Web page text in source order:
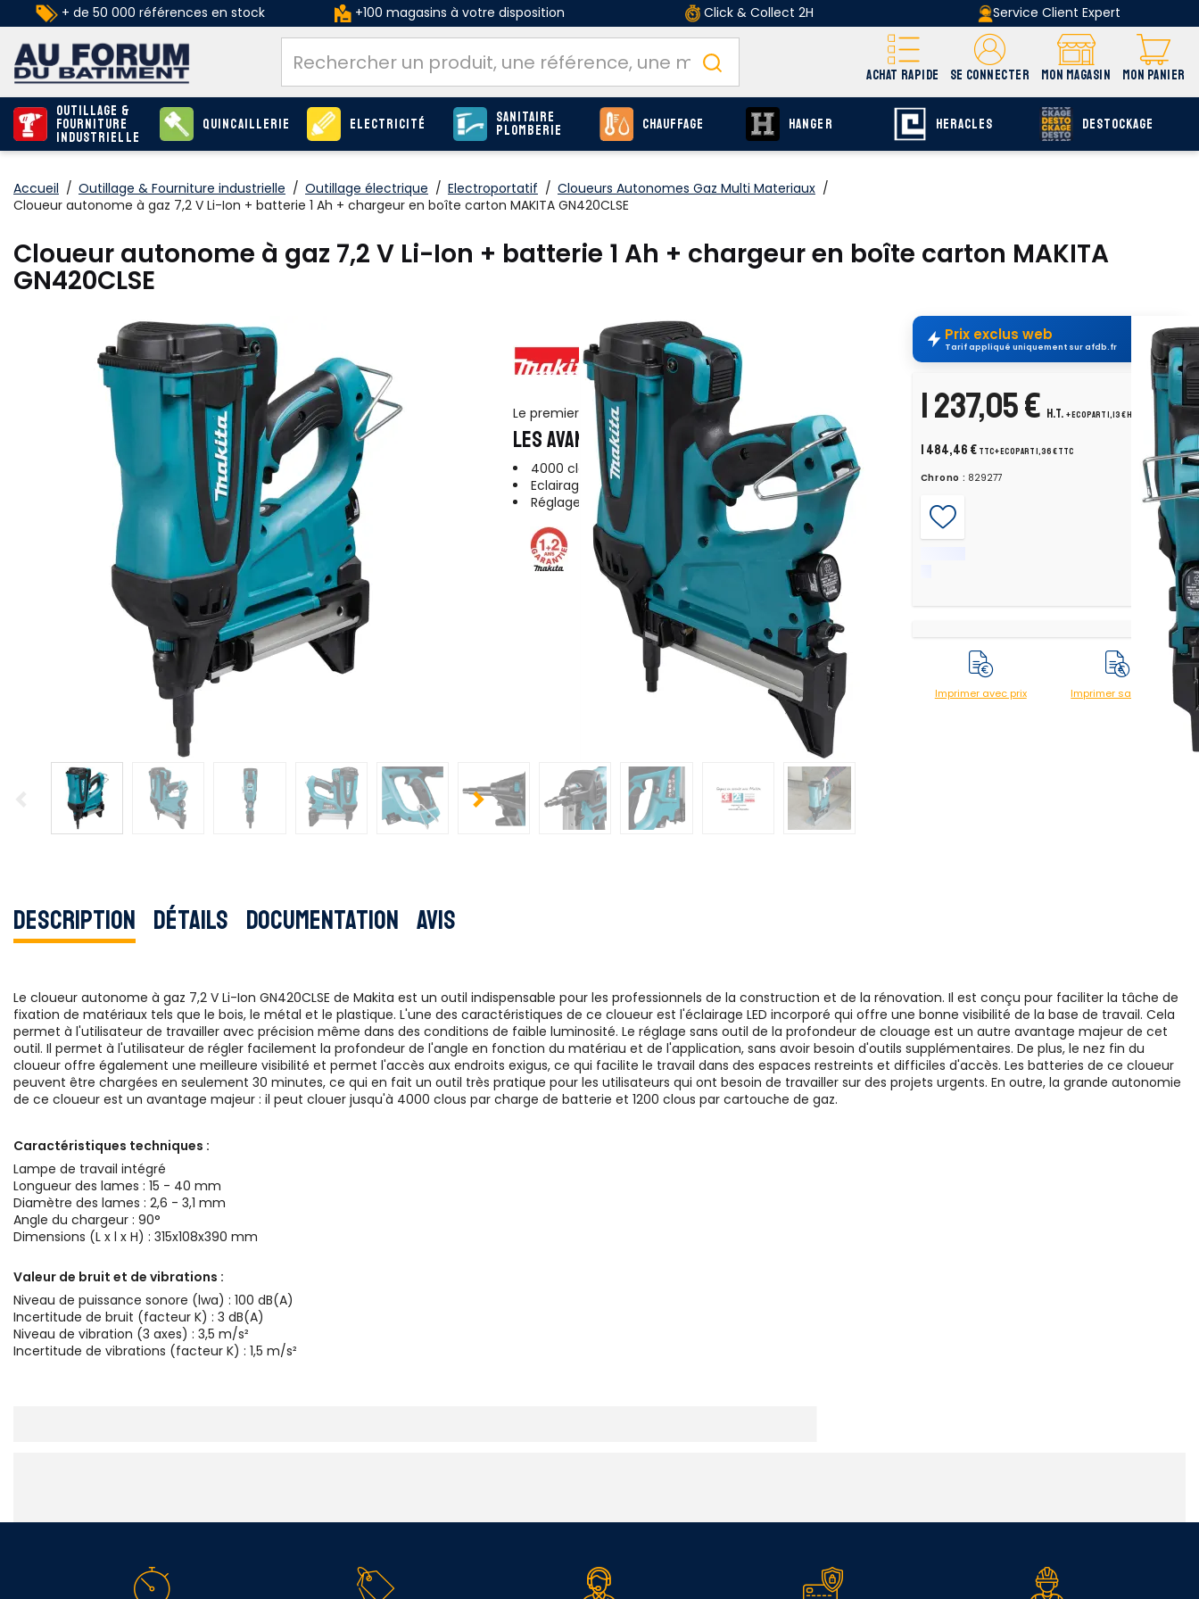
+ de 50 000 références en stock +100 magasins à votre disposition Click & Collect 2H Service Client Expert
ACHAT RAPIDE SE CONNECTER MON MAGASIN MON PANIER
Outillage &
Fourniture
industrielle
Quincaillerie Electricité Sanitaire
Plomberie Chauffage HANGER HERACLES DESTOCKAGE
Accueil / Outillage & Fourniture industrielle / Outillage électrique / Electroportatif / Cloueurs Autonomes Gaz Multi Materiaux /
Cloueur autonome à gaz 7,2 V Li-Ion + batterie 1 Ah + chargeur en boîte carton MAKITA GN420CLSE
Cloueur autonome à gaz 7,2 V Li-Ion + batterie 1 Ah + chargeur en boîte carton MAKITA
GN420CLSE
Le premier cloueur Li-Ion à gaz pour béton de Makita.
LES AVANTAGES DU PRODUIT
4000 clous par charge de batterie
Eclairage LED intégré
Réglage sans outil de la profondeur de clouage
Prix exclus web
Tarif appliqué uniquement sur afdb.fr
1 237,05 € H.T. + ecopart 1,13 € H.T.
1 484,46 € TTC+ ecopart 1,36 € TTC
Chrono : 829277
Imprimer avec prix Imprimer sans prix
Description Détails Documentation Avis
Le cloueur autonome à gaz 7,2 V Li-Ion GN420CLSE de Makita est un outil indispensable pour les professionnels de la construction et de la rénovation. Il est conçu pour faciliter la tâche de
fixation de matériaux tels que le bois, le métal et le plastique. L'une des caractéristiques de ce cloueur est l'éclairage LED incorporé qui offre une bonne visibilité de la base de travail. Cela
permet à l'utilisateur de travailler avec précision même dans des conditions de faible luminosité. Le réglage sans outil de la profondeur de clouage est un autre avantage majeur de cet
outil. Il permet à l'utilisateur de régler facilement la profondeur de l'angle en fonction du matériau et de l'application, sans avoir besoin d'outils supplémentaires. De plus, le nez fin du
cloueur offre également une meilleure visibilité et permet l'accès aux endroits exigus, ce qui facilite le travail dans des espaces restreints et difficiles d'accès. Les batteries de ce cloueur
peuvent être chargées en seulement 30 minutes, ce qui en fait un outil très pratique pour les utilisateurs qui ont besoin de travailler sur des projets urgents. En outre, la grande autonomie
de ce cloueur est un avantage majeur : il peut clouer jusqu'à 4000 clous par charge de batterie et 1200 clous par cartouche de gaz.
Caractéristiques techniques :
Lampe de travail intégré
Longueur des lames : 15 - 40 mm
Diamètre des lames : 2,6 - 3,1 mm
Angle du chargeur : 90°
Dimensions (L x l x H) : 315x108x390 mm
Valeur de bruit et de vibrations :
Niveau de puissance sonore (lwa) : 100 dB(A)
Incertitude de bruit (facteur K) : 3 dB(A)
Niveau de vibration (3 axes) : 3,5 m/s²
Incertitude de vibrations (facteur K) : 1,5 m/s²